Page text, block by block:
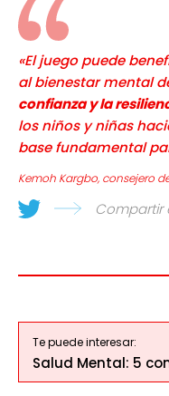
«El juego puede
al bienestar mental
confianza y la
los niños y niñas
base fundamental
Kemoh Kargbo, consejero
Compartir
Te puede interesar:
Salud Mental: 5